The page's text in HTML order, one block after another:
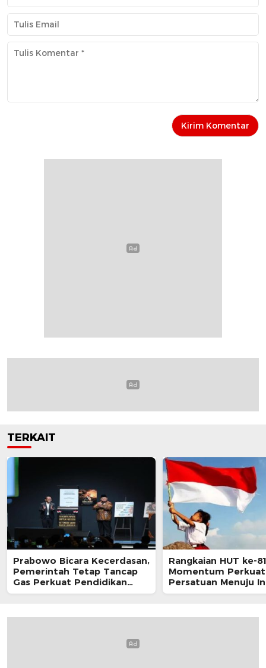
TERKAIT
Prabowo Bicara Kecerdasan,
Pemerintah Tetap Tancap
Gas Perkuat Pendidikan
Nasional
Rangkaian HUT ke-
Momentum Perkuat
Persatuan Menuju
Berdaulat, Adil, dan